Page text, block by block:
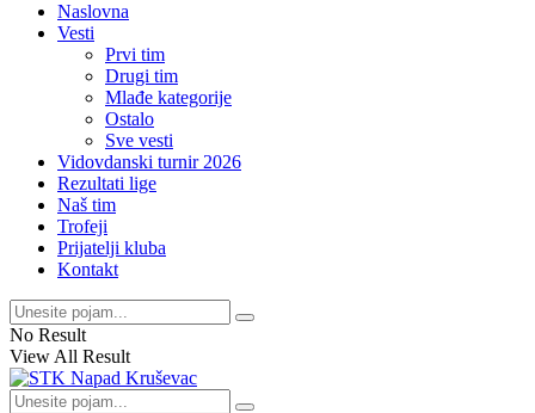
Naslovna
Vesti
Prvi tim
Drugi tim
Mlađe kategorije
Ostalo
Sve vesti
Vidovdanski turnir 2026
Rezultati lige
Naš tim
Trofeji
Prijatelji kluba
Kontakt
No Result
View All Result